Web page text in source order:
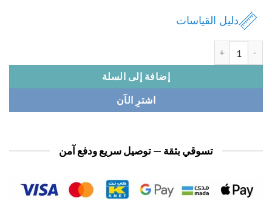
دليل القياسات
إضافة إلى السلة
اشترِ الآن
تسوقي بثقة — توصيل سريع ودفع آمن